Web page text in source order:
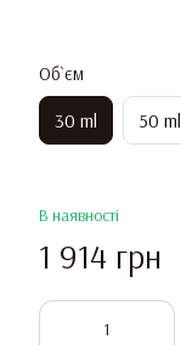
Об`єм
30 ml 50 ml
В наявності
1 914 грн